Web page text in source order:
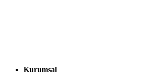
Kurumsal